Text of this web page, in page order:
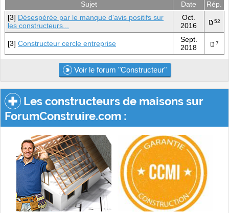
Sujet Date
Rép.
[3] Désespérée par le manque d'avis positifs sur
les constructeurs...
Oct.
2016
52
[3] Constructeur cercle entreprise
Sept.
2018
7
Voir le forum "Constructeur"
Les constructeurs de maisons sur
ForumConstruire.com :